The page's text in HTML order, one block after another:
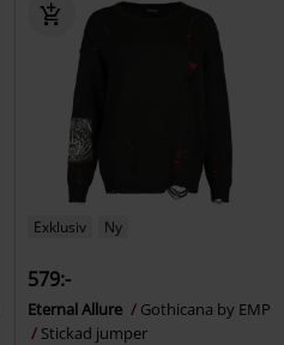
Exklusiv Ny
579:-
Eternal Allure
Gothicana by EMP
Stickad jumper